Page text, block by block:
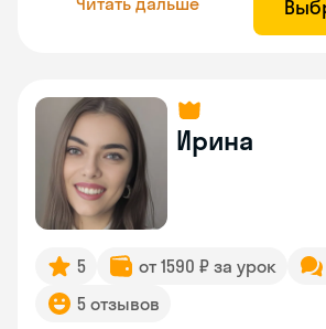
Ирина
5 от 1590 ₽ за урок
5 отзывов